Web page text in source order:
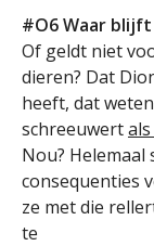
#O6 Waar
Of geldt niet
dieren? Dat
heeft, dat
schreeuwert
Nou?
consequenties
ze met die
te